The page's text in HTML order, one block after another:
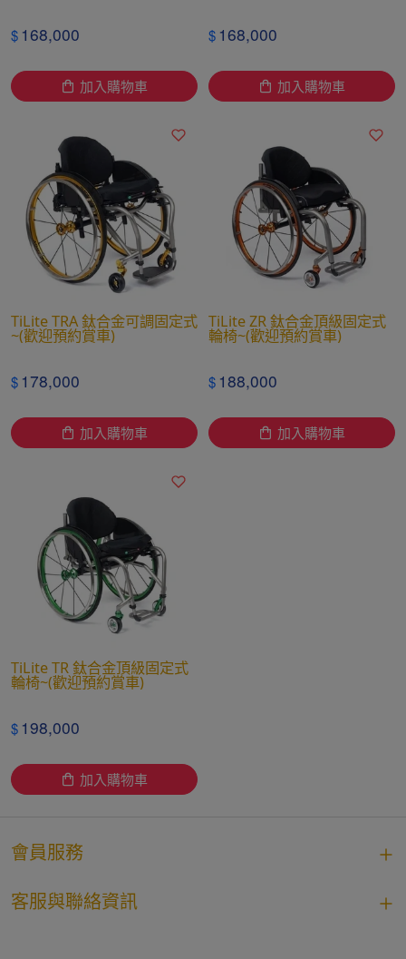
$ 168,000
加入購物車
$ 168,000
加入購物車
TiLite TRA 鈦合金可調固定式
~(歡迎預約賞車)
$ 178,000
加入購物車
TiLite ZR 鈦合金頂級固定式
輪椅~(歡迎預約賞車)
$ 188,000
加入購物車
TiLite TR 鈦合金頂級固定式
輪椅~(歡迎預約賞車)
$ 198,000
加入購物車
會員服務
客服與聯絡資訊